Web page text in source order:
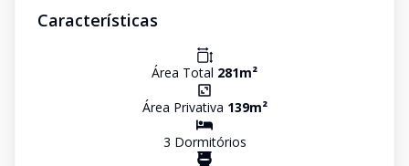
Características
Área Total 281m²
Área Privativa 139m²
3 Dormitórios